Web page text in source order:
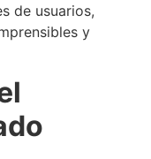
de usuarios,
y